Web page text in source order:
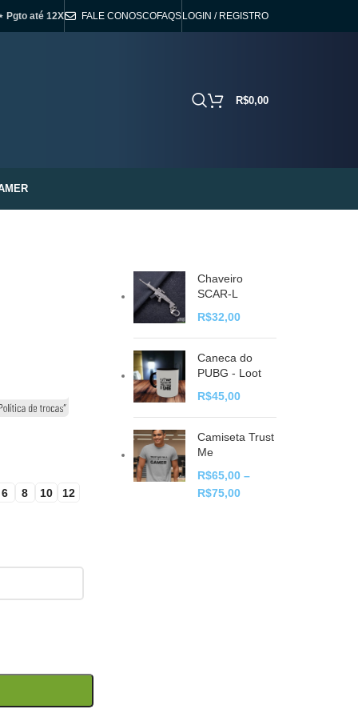
Pgto até 12X FALE CONOSCOFAQS LOGIN / REGISTRO
R$0,00
6 8 10 12
Chaveiro
SCAR-L
R$32,00
Caneca do
PUBG - Loot
R$45,00
Camiseta Trust
Me
R$65,00 –
R$75,00